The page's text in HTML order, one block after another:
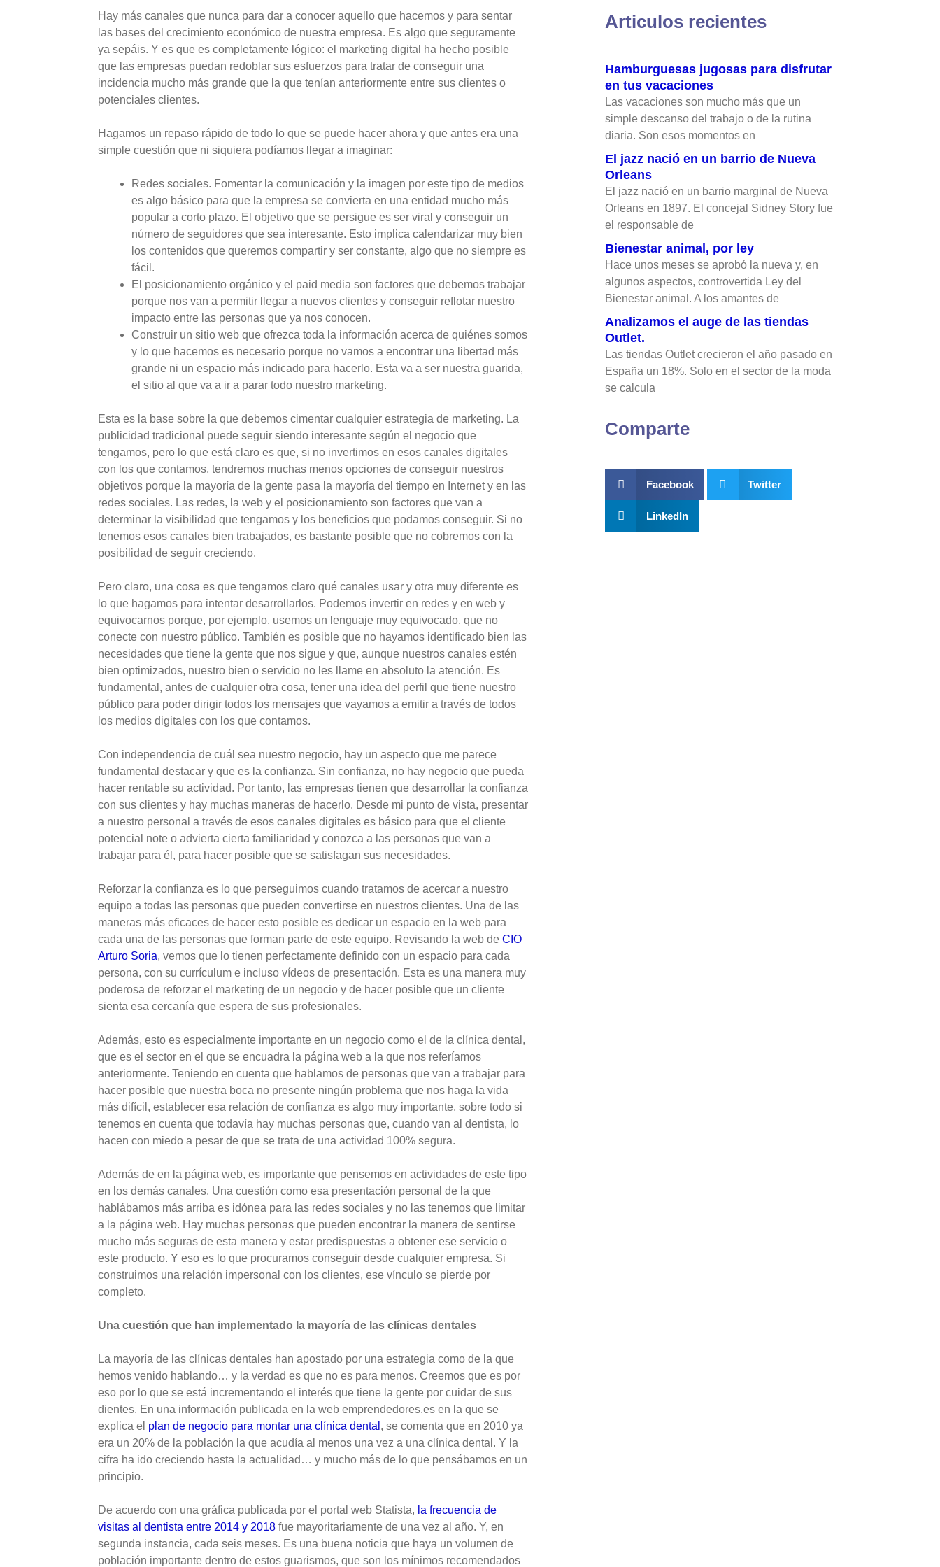
Hay más canales que nunca para dar a conocer aquello que hacemos y para sentar
las bases del crecimiento económico de nuestra empresa. Es algo que seguramente
ya sepáis. Y es que es completamente lógico: el marketing digital ha hecho posible
que las empresas puedan redoblar sus esfuerzos para tratar de conseguir una
incidencia mucho más grande que la que tenían anteriormente entre sus clientes o
potenciales clientes.
Hagamos un repaso rápido de todo lo que se puede hacer ahora y que antes era una
simple cuestión que ni siquiera podíamos llegar a imaginar:
Redes sociales. Fomentar la comunicación y la imagen por este tipo de medios
es algo básico para que la empresa se convierta en una entidad mucho más
popular a corto plazo. El objetivo que se persigue es ser viral y conseguir un
número de seguidores que sea interesante. Esto implica calendarizar muy bien
los contenidos que queremos compartir y ser constante, algo que no siempre es
fácil.
El posicionamiento orgánico y el paid media son factores que debemos trabajar
porque nos van a permitir llegar a nuevos clientes y conseguir reflotar nuestro
impacto entre las personas que ya nos conocen.
Construir un sitio web que ofrezca toda la información acerca de quiénes somos
y lo que hacemos es necesario porque no vamos a encontrar una libertad más
grande ni un espacio más indicado para hacerlo. Esta va a ser nuestra guarida,
el sitio al que va a ir a parar todo nuestro marketing.
Esta es la base sobre la que debemos cimentar cualquier estrategia de marketing. La
publicidad tradicional puede seguir siendo interesante según el negocio que
tengamos, pero lo que está claro es que, si no invertimos en esos canales digitales
con los que contamos, tendremos muchas menos opciones de conseguir nuestros
objetivos porque la mayoría de la gente pasa la mayoría del tiempo en Internet y en las
redes sociales. Las redes, la web y el posicionamiento son factores que van a
determinar la visibilidad que tengamos y los beneficios que podamos conseguir. Si no
tenemos esos canales bien trabajados, es bastante posible que no cobremos con la
posibilidad de seguir creciendo.
Pero claro, una cosa es que tengamos claro qué canales usar y otra muy diferente es
lo que hagamos para intentar desarrollarlos. Podemos invertir en redes y en web y
equivocarnos porque, por ejemplo, usemos un lenguaje muy equivocado, que no
conecte con nuestro público. También es posible que no hayamos identificado bien las
necesidades que tiene la gente que nos sigue y que, aunque nuestros canales estén
bien optimizados, nuestro bien o servicio no les llame en absoluto la atención. Es
fundamental, antes de cualquier otra cosa, tener una idea del perfil que tiene nuestro
público para poder dirigir todos los mensajes que vayamos a emitir a través de todos
los medios digitales con los que contamos.
Con independencia de cuál sea nuestro negocio, hay un aspecto que me parece
fundamental destacar y que es la confianza. Sin confianza, no hay negocio que pueda
hacer rentable su actividad. Por tanto, las empresas tienen que desarrollar la confianza
con sus clientes y hay muchas maneras de hacerlo. Desde mi punto de vista, presentar
a nuestro personal a través de esos canales digitales es básico para que el cliente
potencial note o advierta cierta familiaridad y conozca a las personas que van a
trabajar para él, para hacer posible que se satisfagan sus necesidades.
Reforzar la confianza es lo que perseguimos cuando tratamos de acercar a nuestro
equipo a todas las personas que pueden convertirse en nuestros clientes. Una de las
maneras más eficaces de hacer esto posible es dedicar un espacio en la web para
cada una de las personas que forman parte de este equipo. Revisando la web de CIO
Arturo Soria, vemos que lo tienen perfectamente definido con un espacio para cada
persona, con su currículum e incluso vídeos de presentación. Esta es una manera muy
poderosa de reforzar el marketing de un negocio y de hacer posible que un cliente
sienta esa cercanía que espera de sus profesionales.
Además, esto es especialmente importante en un negocio como el de la clínica dental,
que es el sector en el que se encuadra la página web a la que nos referíamos
anteriormente. Teniendo en cuenta que hablamos de personas que van a trabajar para
hacer posible que nuestra boca no presente ningún problema que nos haga la vida
más difícil, establecer esa relación de confianza es algo muy importante, sobre todo si
tenemos en cuenta que todavía hay muchas personas que, cuando van al dentista, lo
hacen con miedo a pesar de que se trata de una actividad 100% segura.
Además de en la página web, es importante que pensemos en actividades de este tipo
en los demás canales. Una cuestión como esa presentación personal de la que
hablábamos más arriba es idónea para las redes sociales y no las tenemos que limitar
a la página web. Hay muchas personas que pueden encontrar la manera de sentirse
mucho más seguras de esta manera y estar predispuestas a obtener ese servicio o
este producto. Y eso es lo que procuramos conseguir desde cualquier empresa. Si
construimos una relación impersonal con los clientes, ese vínculo se pierde por
completo.
Una cuestión que han implementado la mayoría de las clínicas dentales
La mayoría de las clínicas dentales han apostado por una estrategia como de la que
hemos venido hablando… y la verdad es que no es para menos. Creemos que es por
eso por lo que se está incrementando el interés que tiene la gente por cuidar de sus
dientes. En una información publicada en la web emprendedores.es en la que se
explica el plan de negocio para montar una clínica dental , se comenta que en 2010 ya
era un 20% de la población la que acudía al menos una vez a una clínica dental. Y la
cifra ha ido creciendo hasta la actualidad… y mucho más de lo que pensábamos en un
principio.
De acuerdo con una gráfica publicada por el portal web Statista, la frecuencia de
visitas al dentista entre 2014 y 2018 fue mayoritariamente de una vez al año. Y, en
segunda instancia, cada seis meses. Es una buena noticia que haya un volumen de
población importante dentro de estos guarismos, que son los mínimos recomendados
Articulos recientes
Hamburguesas jugosas para disfrutar
en tus vacaciones
Las vacaciones son mucho más que un
simple descanso del trabajo o de la rutina
diaria. Son esos momentos en
El jazz nació en un barrio de Nueva
Orleans
El jazz nació en un barrio marginal de Nueva
Orleans en 1897. El concejal Sidney Story fue
el responsable de
Bienestar animal, por ley
Hace unos meses se aprobó la nueva y, en
algunos aspectos, controvertida Ley del
Bienestar animal. A los amantes de
Analizamos el auge de las tiendas
Outlet.
Las tiendas Outlet crecieron el año pasado en
España un 18%. Solo en el sector de la moda
se calcula
Comparte
Facebook Twitter
LinkedIn